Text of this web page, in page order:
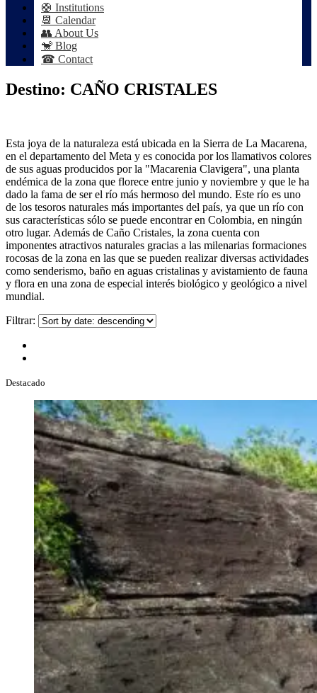
🛟 Institutions
📆 Calendar
👥 About Us
🐒 Blog
☎ Contact
Destino: CAÑO CRISTALES
Esta joya de la naturaleza está ubicada en la Sierra de La Macarena,
en el departamento del Meta y es conocida por los llamativos colores
de sus aguas producidos por la "Macarenia Clavigera", una planta
endémica de la zona que florece entre junio y noviembre y que le ha
dado la fama de ser el río más hermoso del mundo. Este río es uno
de los tesoros naturales más importantes del país, ya que un río con
sus características sólo se puede encontrar en Colombia, en ningún
otro lugar. Además de Caño Cristales, la zona cuenta con
imponentes atractivos naturales gracias a las milenarias formaciones
rocosas de la zona en las que se pueden realizar diversas actividades
como senderismo, baño en aguas cristalinas y avistamiento de fauna
y flora en una zona de especial interés biológico y geológico a nivel
mundial.
Filtrar:
Destacado